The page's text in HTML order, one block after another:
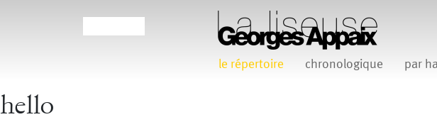
le répertoire chronologique par
hello